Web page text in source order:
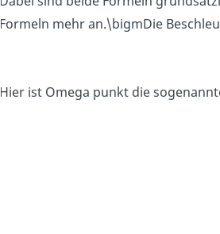
Formeln mehr an.\bigmDie
Hier ist Omega punkt die